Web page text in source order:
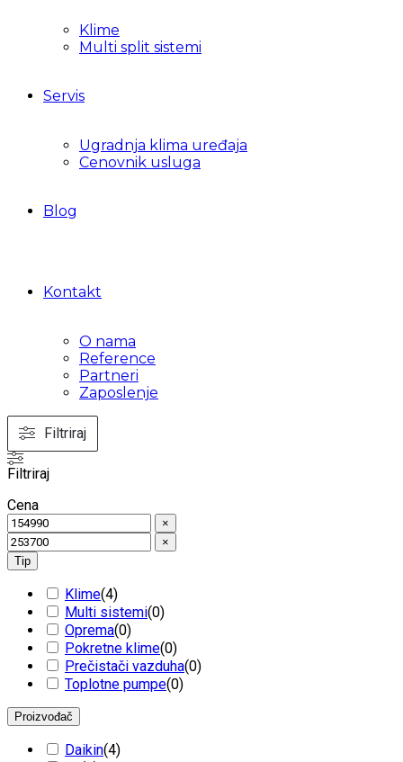
Klime
Multi split sistemi
Servis
Ugradnja klima uređaja
Cenovnik usluga
Blog
Kontakt
O nama
Reference
Partneri
Zaposlenje
Filtriraj
Filtriraj
Cena
×
×
Tip
Klime(4)
Multi sistemi(0)
Oprema(0)
Pokretne klime(0)
Prečistači vazduha(0)
Toplotne pumpe(0)
Proizvođač
Daikin(4)